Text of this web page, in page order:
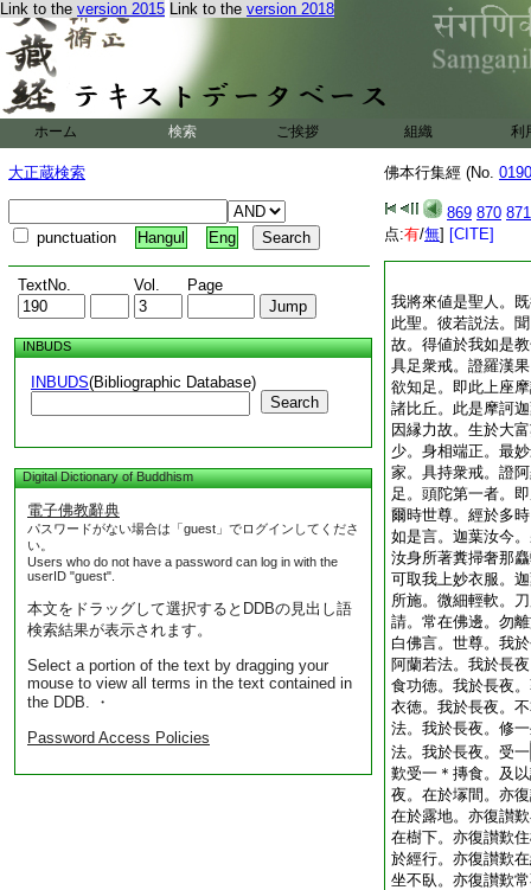
Link to the version 2015 Link to the version 2018
ホーム 検索 ご挨拶 組織 利
大正蔵検索
punctuation Hangul Eng
TextNo. Vol. Page
INBUDS
INBUDS(Bibliographic Database)
Search
Digital Dictionary of Buddhism
電子佛教辭典
パスワードがない場合は「guest」でログインしてくださ
い。
Users who do not have a password can log in with the
userID "guest".
本文をドラッグして選択するとDDBの見出し語
検索結果が表示されます。
Select a portion of the text by dragging your
mouse to view all terms in the text contained in
the DDB. ・
Password Access Policies
佛本行集經 (No.
869 870 871
点:有/無] [CITE]
我將來値是聖人。
此聖。彼若説法。
故。得値於我如是
具足衆戒。證羅漢
欲知足。即此上座
諸比丘。此是摩訶
因縁力故。生於大
少。身相端正。最
家。具持衆戒。證
足。頭陀第一者。
爾時世尊。經於多
如是言。迦葉汝今
汝身所著糞掃奢那
可取我上妙衣服。
所施。微細輕軟。
請。常在佛邊。勿
白佛言。世尊。我
阿蘭若法。我於長
食功徳。我於長夜
衣徳。我於長夜。
法。我於長夜。修
法。我於長夜。受一
歎受一＊摶食。及
夜。在於塜間。亦
在於露地。亦復讃
在樹下。亦復讃歎
於經行。亦復讃歎
坐不臥。亦復讃歎